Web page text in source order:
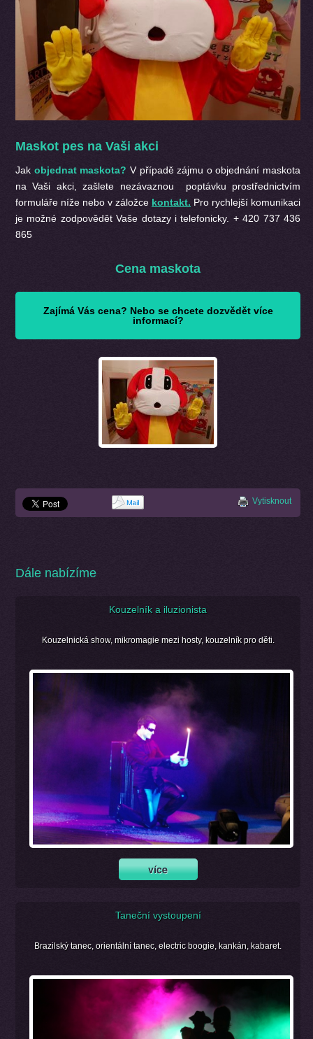
Maskot pes na Vaši akci
Jak objednat maskota? V případě zájmu o objednání maskota
na Vaši akci, zašlete nezávaznou poptávku prostřednictvím
formuláře níže nebo v záložce kontakt. Pro rychlejší komunikaci
je možné zodpovědět Vaše dotazy i telefonicky. + 420 737 436
865
Cena maskota
Zajímá Vás cena? Nebo se chcete dozvědět více
informací?
Vytisknout
Dále nabízíme
Kouzelník a iluzionista
Kouzelnická show, mikromagie mezi hosty, kouzelník pro děti.
Taneční vystoupení
Brazilský tanec, orientální tanec, electric boogie, kankán, kabaret.